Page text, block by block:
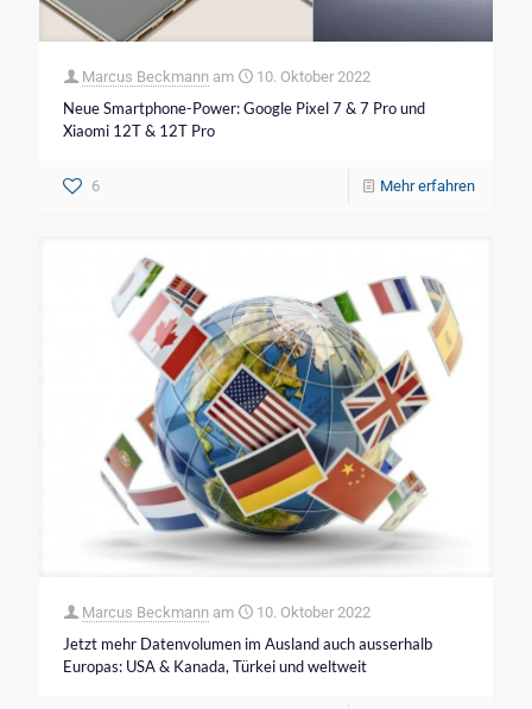
Marcus Beckmann am 10. Oktober 2022
Neue Smartphone-Power: Google Pixel 7 & 7 Pro und
Xiaomi 12T & 12T Pro
6 Mehr erfahren
Marcus Beckmann am 10. Oktober 2022
Jetzt mehr Datenvolumen im Ausland auch ausserhalb
Europas: USA & Kanada, Türkei und weltweit